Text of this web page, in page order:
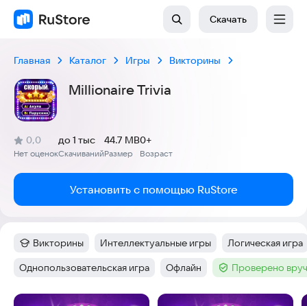
Скачать
Главная Каталог Игры Викторины
Millionaire Trivia
Рейтинг:
0,0
(
Нет оценок
)
Скачиваний
до 1 тыс
Размер
44.7 MB
Возраст
0+
Установить с помощью RuStore
Категория:
Викторины Тег:
Интеллектуальные игры Тег :
Логическая игра
Тег:
Однопользовательская игра Тег:
Офлайн Тег :Проверено